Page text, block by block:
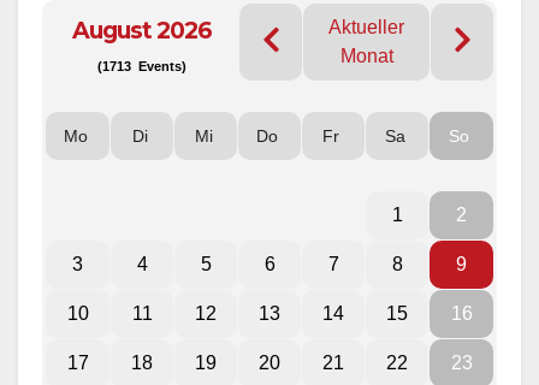
August 2026
(1713 Events)
Aktueller
Monat
Mo Di Mi Do Fr Sa So
1 2
3 4 5 6 7 8 9
10 11 12 13 14 15 16
17 18 19 20 21 22 23